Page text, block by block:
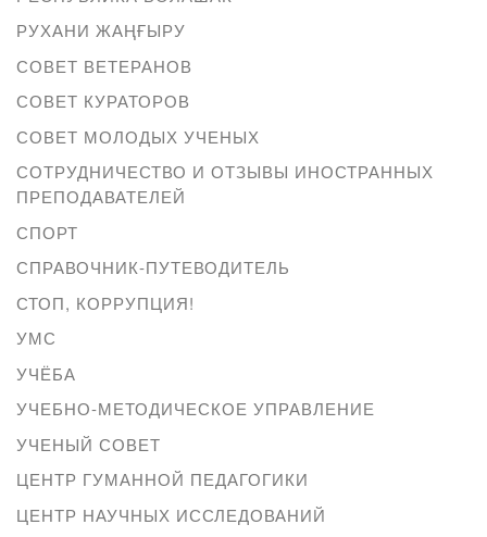
РУХАНИ ЖАҢҒЫРУ
СОВЕТ ВЕТЕРАНОВ
СОВЕТ КУРАТОРОВ
СОВЕТ МОЛОДЫХ УЧЕНЫХ
СОТРУДНИЧЕСТВО И ОТЗЫВЫ ИНОСТРАННЫХ
ПРЕПОДАВАТЕЛЕЙ
СПОРТ
СПРАВОЧНИК-ПУТЕВОДИТЕЛЬ
СТОП, КОРРУПЦИЯ!
УМС
УЧЁБА
УЧЕБНО-МЕТОДИЧЕСКОЕ УПРАВЛЕНИЕ
УЧЕНЫЙ СОВЕТ
ЦЕНТР ГУМАННОЙ ПЕДАГОГИКИ
ЦЕНТР НАУЧНЫХ ИССЛЕДОВАНИЙ